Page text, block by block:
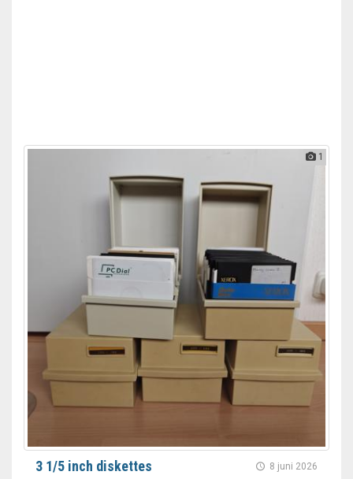
1
8 juni 2026
3 1/5 inch diskettes